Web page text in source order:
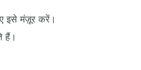
इसे मंज़ूर करें।
हैं।